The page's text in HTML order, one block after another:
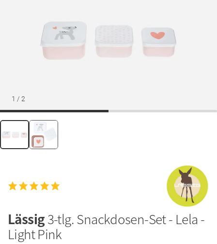
1 / 2
Lässig3-tlg. Snackdosen-Set - Lela -
Light Pink